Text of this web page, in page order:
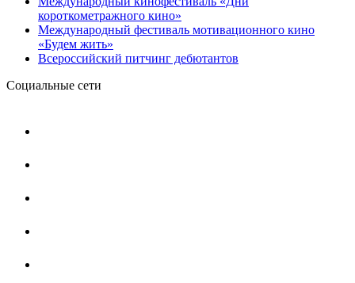
короткометражного кино»
Международный фестиваль мотивационного кино
«Будем жить»
Всероссийский питчинг дебютантов
Социальные сети